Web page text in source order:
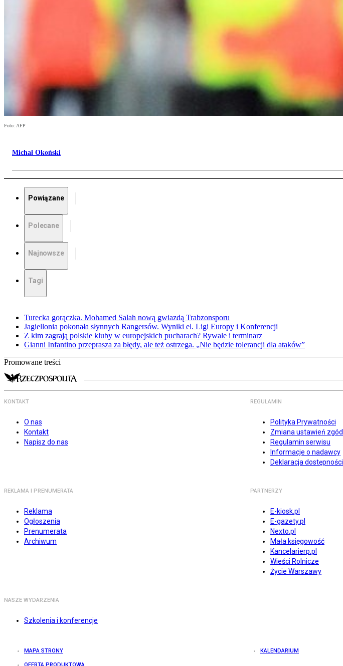
Foto: AFP
Michał Okoński
Powiązane
Polecane
Najnowsze
Tagi
Turecka gorączka. Mohamed Salah nową gwiazdą Trabzonsporu
Jagiellonia pokonała słynnych Rangersów. Wyniki el. Ligi Europy i Konferencji
Z kim zagrają polskie kluby w europejskich pucharach? Rywale i terminarz
Gianni Infantino przeprasza za błędy, ale też ostrzega. „Nie będzie tolerancji dla ataków”
Promowane treści
KONTAKT
O nas
Kontakt
Napisz do nas
REGULAMIN
Polityka Prywatności
Zmiana ustawień zgód
Regulamin serwisu
Informacje o nadawcy
Deklaracja dostępności
REKLAMA I PRENUMERATA
Reklama
Ogłoszenia
Prenumerata
Archiwum
PARTNERZY
E-kiosk.pl
E-gazety.pl
Nexto.pl
Mała księgowość
Kancelarierp.pl
Wieści Rolnicze
Życie Warszawy
NASZE WYDARZENIA
Szkolenia i konferencje
MAPA STRONY KALENDARIUM